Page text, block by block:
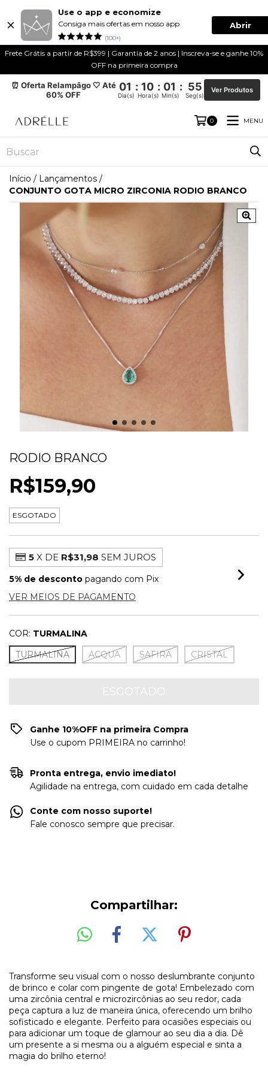
Use o app e economize
Consiga mais ofertas em nosso app
(100+)
Abrir
Frete Grátis a partir de R$399 | Garantia de 2 anos | Inscreva-se e ganhe 10%
OFF na primeira compra
⏰ Oferta Relampâgo 🤍 Até
60% OFF
01 : 10 : 01 : 55
Dia(s) Hora(s) Min(s) Seg(s)
Ver Produtos
0 MENU
Início / Lançamentos /
CONJUNTO GOTA MICRO ZIRCONIA RODIO BRANCO
RODIO BRANCO
R$159,90
ESGOTADO
5 X DE R$31,98 SEM JUROS
5% de desconto pagando com Pix
VER MEIOS DE PAGAMENTO
COR: TURMALINA
TURMALINA
ACQUA SAFIRA CRISTAL
Ganhe 10%OFF na primeira Compra
Use o cupom PRIMEIRA no carrinho!
Pronta entrega, envio imediato!
Agilidade na entrega, com cuidado em cada detalhe
Conte com nosso suporte!
Fale conosco sempre que precisar.
Compartilhar:
Transforme seu visual com o nosso deslumbrante conjunto
de brinco e colar com pingente de gota! Embelezado com
uma zircônia central e microzircônias ao seu redor, cada
peça captura a luz de maneira única, oferecendo um brilho
sofisticado e elegante. Perfeito para ocasiões especiais ou
para adicionar um toque de glamour ao seu dia a dia. Dê
um presente a si mesma ou a alguém especial e sinta a
magia do brilho eterno!